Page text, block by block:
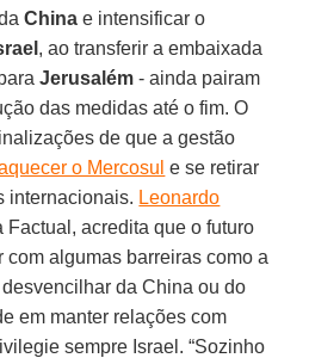
China e intensificar o
, ao transferir a embaixada
Jerusalém - ainda pairam
das medidas até o fim. O
de que a gestão
o Mercosul e se retirar
internacionais. Leonardo
Factual, acredita que o futuro
com algumas barreiras como a
da China ou do
em manter relações com
sempre Israel. “Sozinho